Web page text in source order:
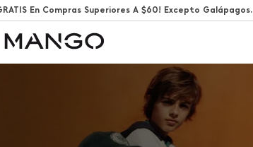
En Compras Superiores A $60! Excepto Galápagos.